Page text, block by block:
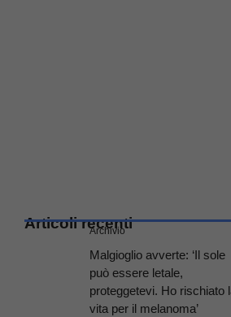
Articoli recenti
Archivio
Malgioglio avverte: ‘Il sole
può essere letale,
proteggetevi. Ho rischiato
vita per il melanoma’